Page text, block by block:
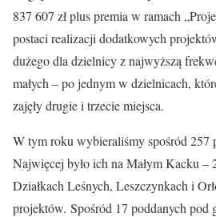
837 607 zł plus premia w ramach
postaci realizacji dodatkowych
dużego dla dzielnicy z najwyższą
małych – po jednym w dzielnicach,
zajęły drugie i trzecie miejsca.
W tym roku wybieraliśmy spośród 257
Najwięcej było ich na Małym Kacku –
Działkach Leśnych, Leszczynkach i
projektów. Spośród 17 poddanych pod